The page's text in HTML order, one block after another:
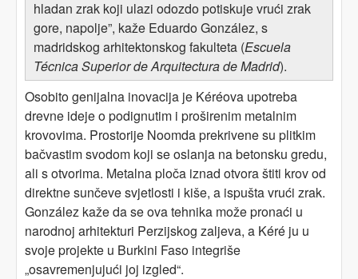
hladan zrak koji ulazi odozdo potiskuje vrući zrak
gore, napolje”, kaže Eduardo González, s
madridskog arhitektonskog fakulteta (Escuela
Técnica Superior de Arquitectura de Madrid).
Osobito genijalna inovacija je Kéréova upotreba
drevne ideje o podignutim i proširenim metalnim
krovovima. Prostorije Noomda prekrivene su plitkim
bačvastim svodom koji se oslanja na betonsku gredu,
ali s otvorima. Metalna ploča iznad otvora štiti krov od
direktne sunčeve svjetlosti i kiše, a ispušta vrući zrak.
González kaže da se ova tehnika može pronaći u
narodnoj arhitekturi Perzijskog zaljeva, a Kéré ju u
svoje projekte u Burkini Faso integriše
„osavremenjujući joj izgled“.